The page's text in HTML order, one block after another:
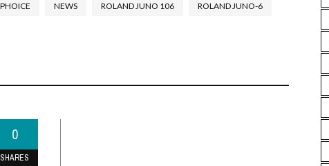
NEWS ROLAND JUNO 106 ROLAND JUNO-6
0
SHARES